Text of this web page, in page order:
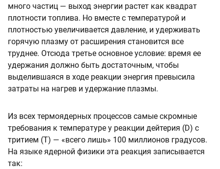
много частиц — выход энергии растет как квадрат
плотности топлива. Но вместе с температурой и
плотностью увеличивается давление, и удерживать
горячую плазму от расширения становится все
труднее. Отсюда третье основное условие: время ее
удержания должно быть достаточным, чтобы
выделившаяся в ходе реакции энергия превысила
затраты на нагрев и удержание плазмы.
Из всех термоядерных процессов самые скромные
требования к температуре у реакции дейтерия (D) с
тритием (T) — «всего лишь» 100 миллионов градусов.
На языке ядерной физики эта реакция записывается
так: